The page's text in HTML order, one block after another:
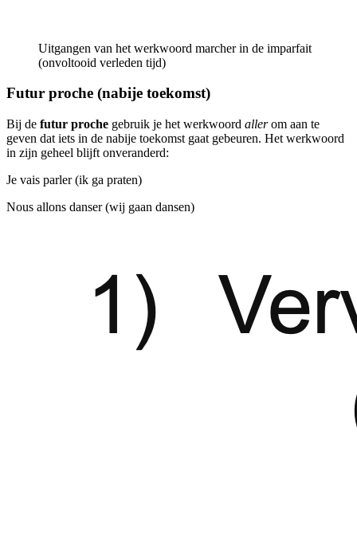
Uitgangen van het werkwoord marcher in de imparfait
(onvoltooid verleden tijd)
Futur proche (nabije toekomst)
Bij de futur proche gebruik je het werkwoord allerom aan te
geven dat iets in de nabije toekomst gaat gebeuren. Het werkwoord
in zijn geheel blijft onveranderd:
Je vais parler (ik ga praten)
Nous allons danser (wij gaan dansen)